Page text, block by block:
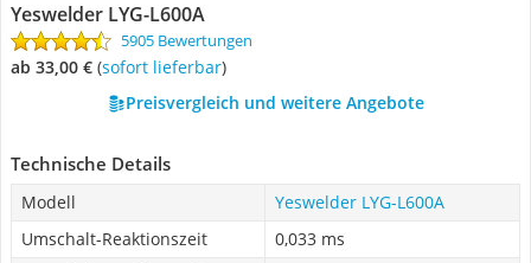
Yeswelder LYG-L600A
5905 Bewertungen
ab 33,00 € ( Sofort lieferbar)
Preisvergleich und weitere Angebote
Technische Details
Modell
Yeswelder LYG-L600A
Umschalt-Reaktionszeit
0,033 ms